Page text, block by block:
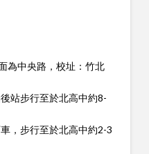
為中央路，校址：竹北
站步行至於北高中約8-
，步行至於北高中約2-3